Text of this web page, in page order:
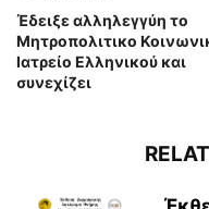
Έδειξε αλληλεγγύη το
Μητροπολιτικο
Ιατρείο Ελληνικού και
συνεχίζει